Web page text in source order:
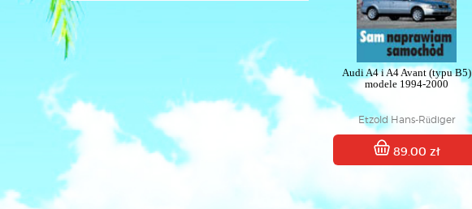
Audi A4 i A4 Avant (typu B5)
modele 1994-2000
Etzold Hans-Rüdiger
89.00 zł